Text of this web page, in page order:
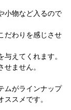
小物など入るので
だわりを感じさせ
えてくれます。
ません。
ムがラインナップ
スメです。